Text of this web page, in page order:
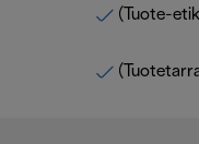
(Tuote-